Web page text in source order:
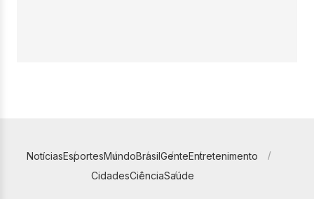
NotíciasEsportesMundoBrasilGenteEntretenimento
CidadesCiênciaSaúde